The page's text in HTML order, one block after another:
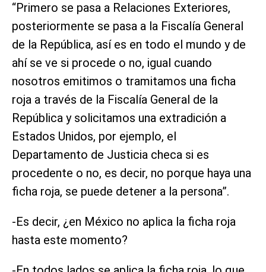
“Primero se pasa a Relaciones Exteriores,
posteriormente se pasa a la Fiscalía General
de la República, así es en todo el mundo y de
ahí se ve si procede o no, igual cuando
nosotros emitimos o tramitamos una ficha
roja a través de la Fiscalía General de la
República y solicitamos una extradición a
Estados Unidos, por ejemplo, el
Departamento de Justicia checa si es
procedente o no, es decir, no porque haya una
ficha roja, se puede detener a la persona”.
-Es decir, ¿en México no aplica la ficha roja
hasta este momento?